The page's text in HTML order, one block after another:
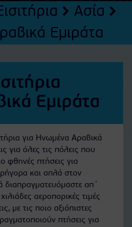
Ασία
Εμιράτα
Εμιράτα
για Ηνωμένα Αραβικά
για όλες τις πόλεις που
φθηνές πτήσεις για
και απλά στον
διαπραγματευόμαστε απ΄
αεροπορικές τιμές
με τις ποιο αξιόπιστες
πτήσεις για